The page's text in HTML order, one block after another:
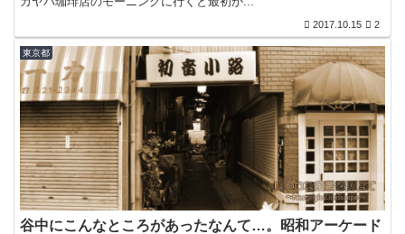
2017.10.15 2
東京都
谷中にこんなところがあったなんて…。昭和アーケード